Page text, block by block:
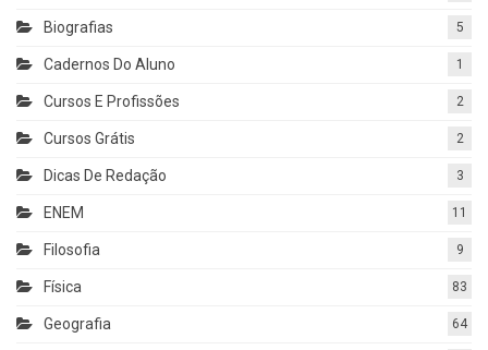
Biografias 5
Cadernos Do Aluno 1
Cursos E Profissões 2
Cursos Grátis 2
Dicas De Redação 3
ENEM 11
Filosofia 9
Física 83
Geografia 64